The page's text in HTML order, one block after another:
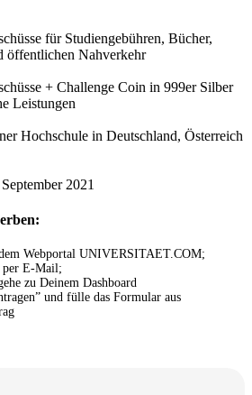
für Studiengebühren, Bücher,
öffentlichen Nahverkehr
+ Challenge Coin in 999er Silber
Leistungen
Hochschule in Deutschland, Österreich
2021
Webportal UNIVERSITAET.COM;
per E-Mail;
zu Deinem Dashboard
und fülle das Formular aus